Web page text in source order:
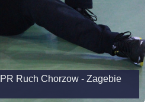
Ruch Chorzow - Zagebie